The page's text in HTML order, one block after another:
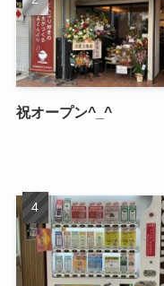
祝オープン^_^